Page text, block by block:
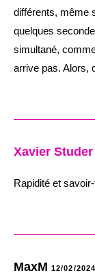
différents, même
quelques
simultané,
arrive pas. Alors,
Xavier Studer
Rapidité et
MaxM 12/02/2024